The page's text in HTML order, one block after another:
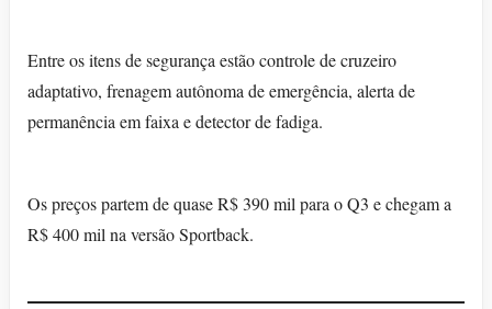
Entre os itens de segurança estão controle de cruzeiro
adaptativo, frenagem autônoma de emergência, alerta de
permanência em faixa e detector de fadiga.
Os preços partem de quase R$ 390 mil para o Q3 e chegam a
R$ 400 mil na versão Sportback.